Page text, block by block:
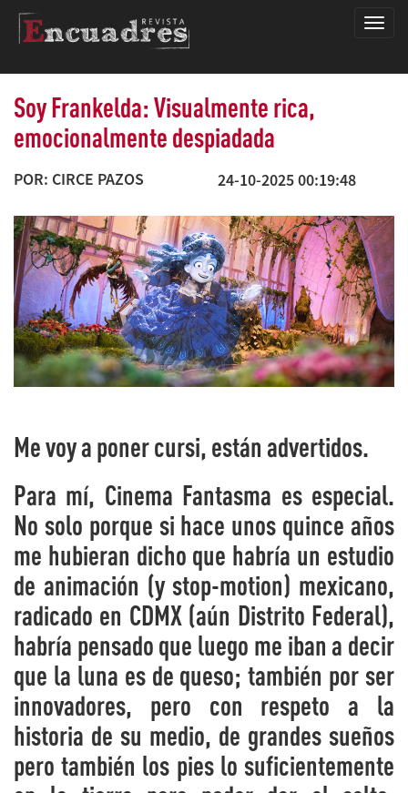
Soy Frankelda: Visualmente rica,
emocionalmente despiadada
POR: CIRCE PAZOS 24-10-2025 00:19:48
Me voy a poner cursi, están advertidos.
Para mí, Cinema Fantasma es especial.
No solo porque si hace unos quince años
me hubieran dicho que habría un estudio
de animación (y stop-motion) mexicano,
radicado en CDMX (aún Distrito Federal),
habría pensado que luego me iban a decir
que la luna es de queso; también por ser
innovadores, pero con respeto a la
historia de su medio, de grandes sueños
pero también los pies lo suficientemente